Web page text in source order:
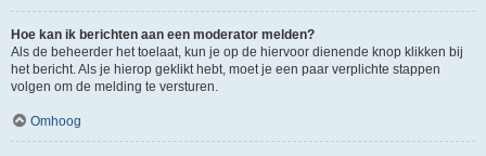
Hoe kan ik berichten aan een moderator melden?
Als de beheerder het toelaat, kun je op de hiervoor dienende knop klikken bij
het bericht. Als je hierop geklikt hebt, moet je een paar verplichte stappen
volgen om de melding te versturen.
Omhoog